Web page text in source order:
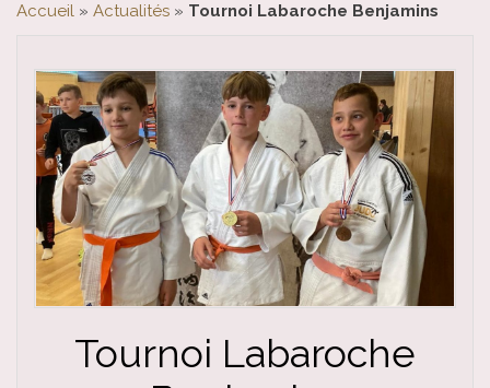
Accueil » Actualités » Tournoi Labaroche Benjamins
Tournoi Labaroche